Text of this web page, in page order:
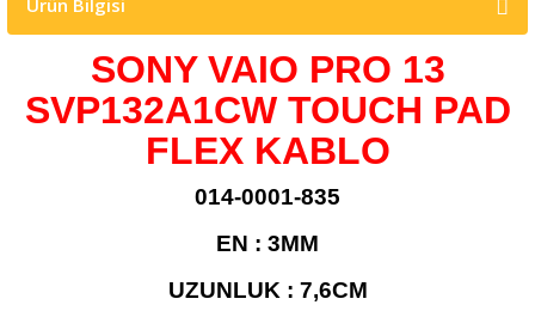
Ürün Bilgisi
SONY VAIO PRO 13
SVP132A1CW TOUCH PAD
FLEX KABLO
014-0001-835
EN : 3MM
UZUNLUK : 7,6CM